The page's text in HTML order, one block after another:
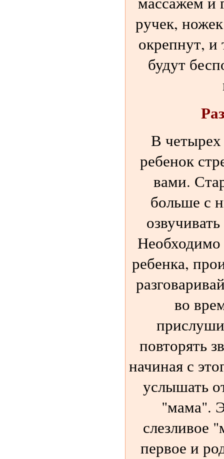
ручек,
окрепнут, и
будут
В четырех
ребенок
вами.
больше с
Необходимо
ребенка,
во
повторять
начиная с
услышать
"мама".
слезливое
первое и